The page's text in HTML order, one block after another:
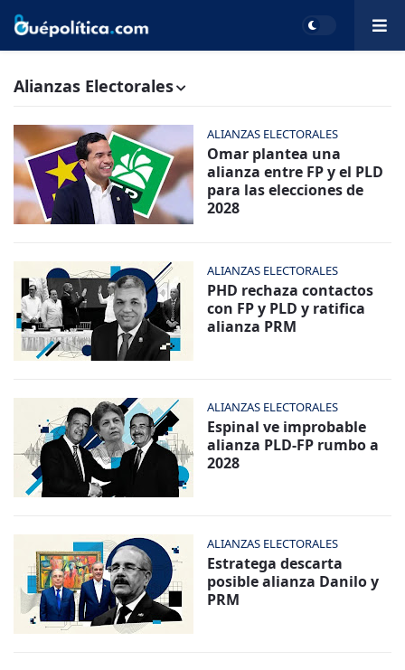
Alianzas Electorales
ALIANZAS ELECTORALES
Omar plantea una
alianza entre FP y el PLD
para las elecciones de
2028
ALIANZAS ELECTORALES
PHD rechaza contactos
con FP y PLD y ratifica
alianza PRM
ALIANZAS ELECTORALES
Espinal ve improbable
alianza PLD-FP rumbo a
2028
ALIANZAS ELECTORALES
Estratega descarta
posible alianza Danilo y
PRM